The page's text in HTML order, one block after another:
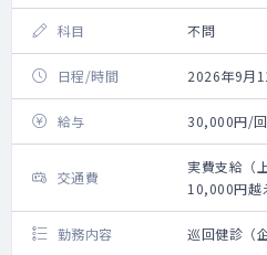
科目 不問
日程/時間 2026年9月
給与 30,000円/回
交通費
実費支給
10,000円越
勤務内容 巡回健診（